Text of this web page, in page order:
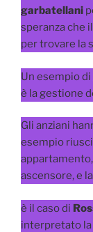
garbatellani
speranza che il
per trovare la
Un esempio
è la gestione
Gli anziani
esempio
ascensore, e
è il caso di
interpretato